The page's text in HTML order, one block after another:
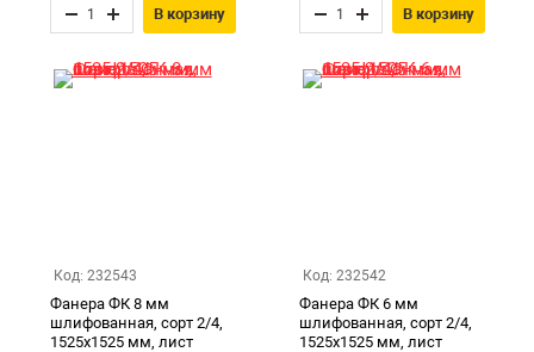
В корзину В корзину
Код: 232543
Фанера ФК 8 мм
шлифованная, сорт 2/4,
1525х1525 мм, лист
Код: 232542
Фанера ФК 6 мм
шлифованная, сорт 2/4,
1525х1525 мм, лист